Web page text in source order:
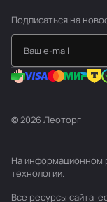
Подписаться на
© 2026 Леоторг
На информационном
технологии.
Все ресурсы сайта